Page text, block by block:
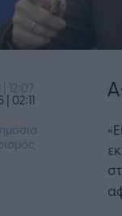
12:07
02:11